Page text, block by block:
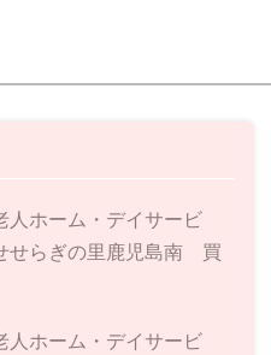
ホーム・デイサービ
せらぎの里鹿児島南 買
ホーム・デイサービ